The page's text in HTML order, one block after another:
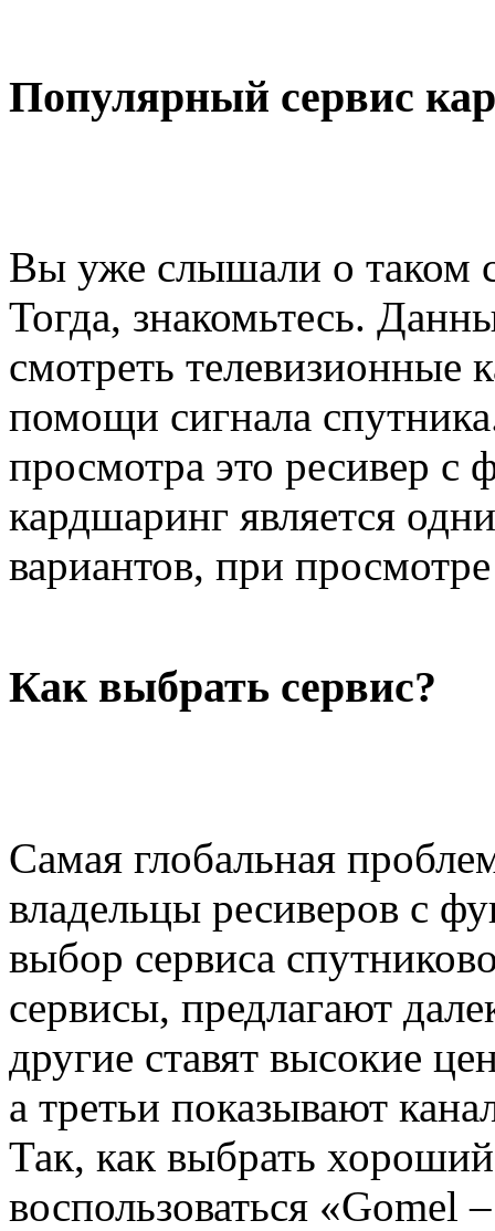
Популярный сервис
Вы уже слышали о таком
Тогда, знакомьтесь.
смотреть телевизионные
помощи сигнала
просмотра это ресивер
кардшаринг является
вариантов, при
Как выбрать сервис?
Самая глобальная
владельцы ресиверов с
выбор сервиса
сервисы, предлагают
другие ставят высокие
а третьи показывают
Так, как выбрать
воспользоваться «Gomel